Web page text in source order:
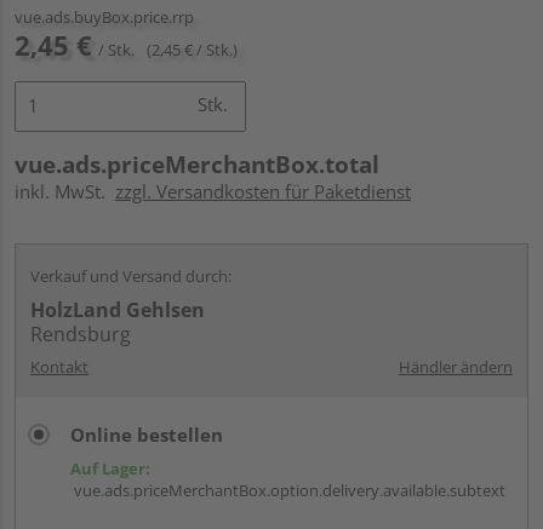
vue.ads.buyBox.price.rrp
2,45 € / Stk. (2,45 € / Stk.)
Stk.
vue.ads.priceMerchantBox.total
inkl. MwSt. zzgl. Versandkosten für Paketdienst
Verkauf und Versand durch:
HolzLand Gehlsen
Rendsburg
Kontakt Händler ändern
Online bestellen
Auf Lager:
vue.ads.priceMerchantBox.option.delivery.available.subtext